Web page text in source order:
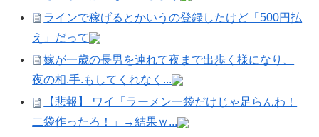
ラインで稼げるとかいうの登録したけど「500円払
え」だって
嫁が一歳の長男を連れて夜まで出歩く様になり、
夜の相.手.もしてくれなく...
【悲報】 ワイ「ラーメン一袋だけじゃ足らんわ！
二袋作ったろ！」→結果ｗ...